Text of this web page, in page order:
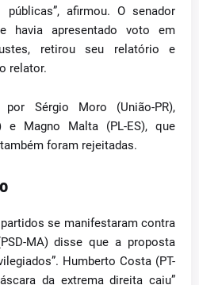
afirmou. O senador
havia apresentado voto em
retirou seu relatório e
relator.
por Sérgio Moro (União-PR),
e Magno Malta (PL-ES), que
foram rejeitadas.
se manifestaram contra
MA) disse que a proposta
Humberto Costa (PT-
da extrema direita caiu”